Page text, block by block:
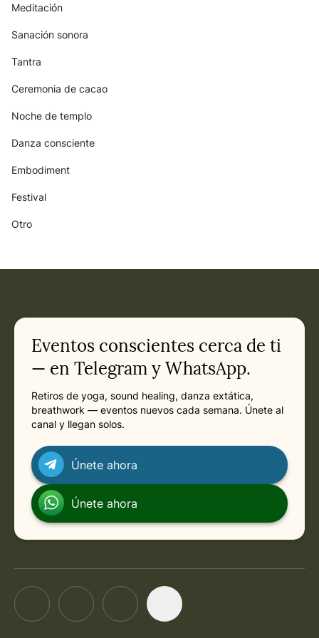
Meditación
Sanación sonora
Tantra
Ceremonia de cacao
Noche de templo
Danza consciente
Embodiment
Festival
Otro
Eventos conscientes cerca de ti
— en Telegram y WhatsApp.
Retiros de yoga, sound healing, danza extática,
breathwork — eventos nuevos cada semana. Únete al
canal y llegan solos.
Únete ahora
Únete ahora